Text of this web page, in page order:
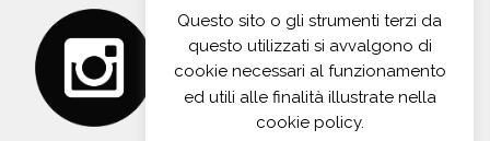
Questo sito o gli strumenti terzi da
questo utilizzati si avvalgono di
cookie necessari al funzionamento
ed utili alle finalità illustrate nella
cookie policy.